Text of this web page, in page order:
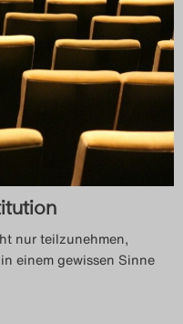
nur teilzunehmen,
einem gewissen Sinne